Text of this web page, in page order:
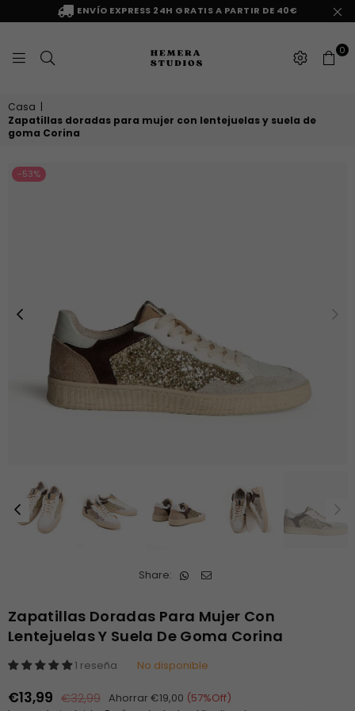
ENVÍO EXPRESS 24H GRATIS A PARTIR DE 40€
STUDIOS
0
Casa |
Zapatillas doradas para mujer con lentejuelas y suela de
goma Corina
-53%
Share:
Zapatillas Doradas Para Mujer Con
Lentejuelas Y Suela De Goma Corina
1 reseña No disponible
Precio
€13,99 €32,99 Ahorrar€19,00 (57%Off)